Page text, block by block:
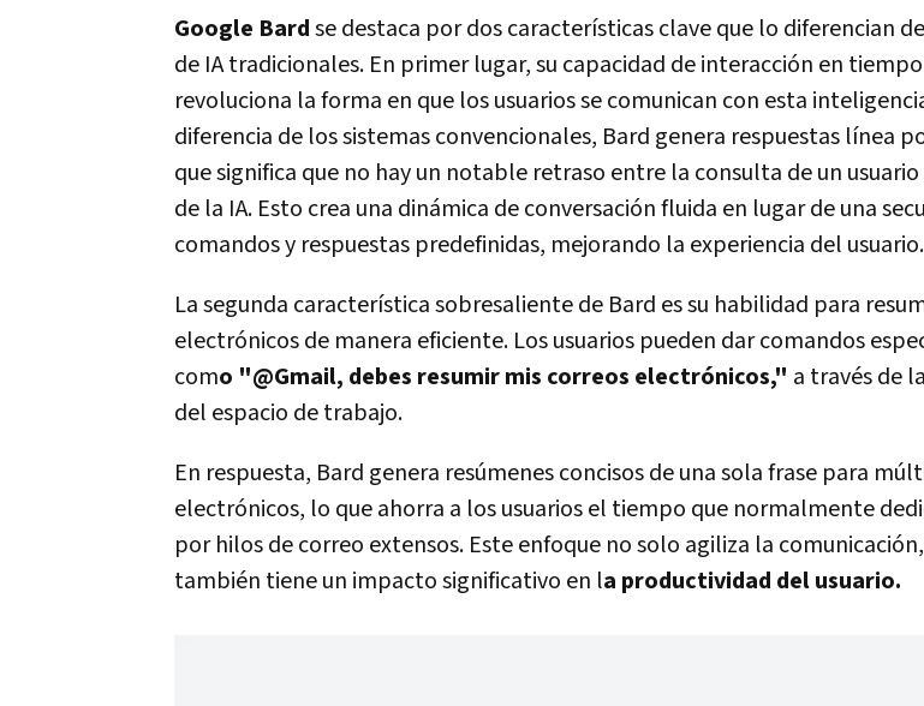
Google Bardse destaca por dos características clave que lo diferencian
de IA tradicionales. En primer lugar, su capacidad de interacción en
revoluciona la forma en que los usuarios se comunican con esta
diferencia de los sistemas convencionales, Bard genera respuestas línea
que significa que no hay un notable retraso entre la consulta de un
de la IA. Esto crea una dinámica de conversación fluida en lugar de una
comandos y respuestas predefinidas, mejorando la experiencia del usuario.
La segunda característica sobresaliente de Bard es su habilidad para
electrónicos de manera eficiente. Los usuarios pueden dar comandos
como "@Gmail, debes resumir mis correos electrónicos," a través de
del espacio de trabajo.
En respuesta, Bard genera resúmenes concisos de una sola frase para
electrónicos, lo que ahorra a los usuarios el tiempo que normalmente
por hilos de correo extensos. Este enfoque no solo agiliza la
también tiene un impacto significativo en la productividad del usuario.